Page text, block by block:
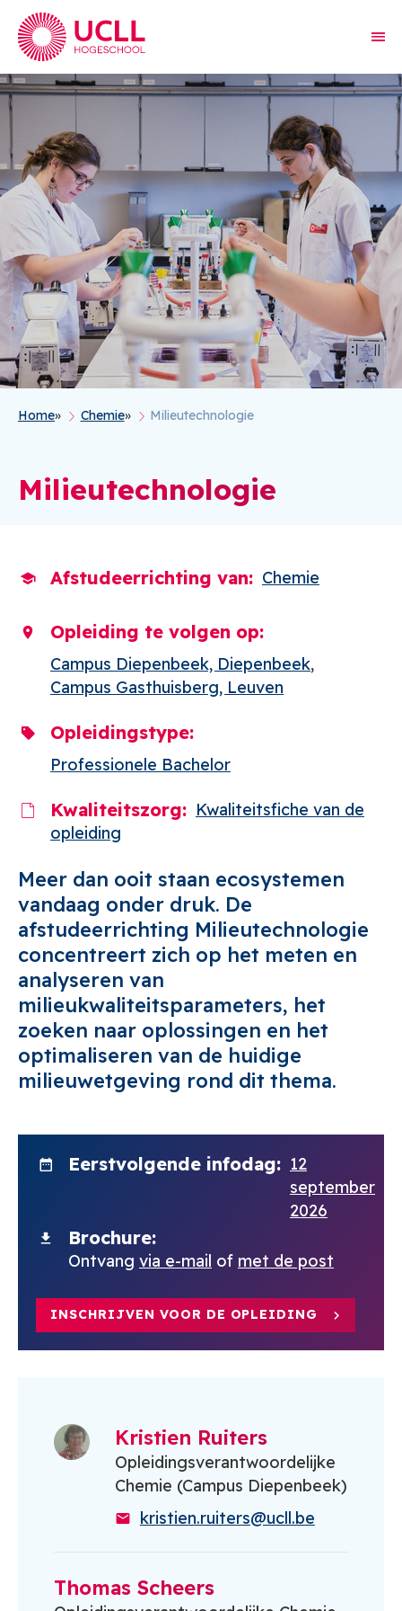
Kruimelpad
Home Chemie Milieutechnologie
Milieutechnologie
Afstudeerrichting van Chemie
Opleiding te volgen op
Campus Diepenbeek, Diepenbeek
Campus Gasthuisberg, Leuven
Opleidingstype
Professionele Bachelor
Kwaliteitszorg
Kwaliteitsfiche van de
opleiding
Meer dan ooit staan ecosystemen
vandaag onder druk. De
afstudeerrichting Milieutechnologie
concentreert zich op het meten en
analyseren van
milieukwaliteitsparameters, het
zoeken naar oplossingen en het
optimaliseren van de huidige
milieuwetgeving rond dit thema.
Eerstvolgende infodag
12
september
2026
Brochure
Ontvang via e-mail of met de post
INSCHRIJVEN VOOR DE OPLEIDING
Kristien Ruiters
Opleidingsverantwoordelijke
Chemie (Campus Diepenbeek)
kristien.ruiters@ucll.be
Thomas Scheers